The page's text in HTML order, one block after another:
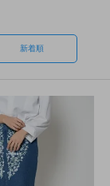
新着順